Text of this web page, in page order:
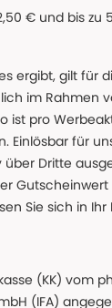
€ und bis zu
ergibt, gilt für
im Rahmen
ist pro
Einlösbar für
Dritte
Gutscheinwert
Sie sich in
(KK) vom
(IFA)